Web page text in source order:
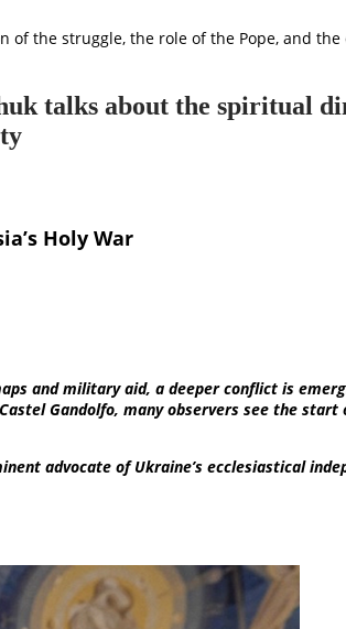
of the struggle, the role of the Pope, and
talks about the spiritual
Holy War
and military aid, a deeper conflict is
Gandolfo, many observers see the
advocate of Ukraine’s ecclesiastical